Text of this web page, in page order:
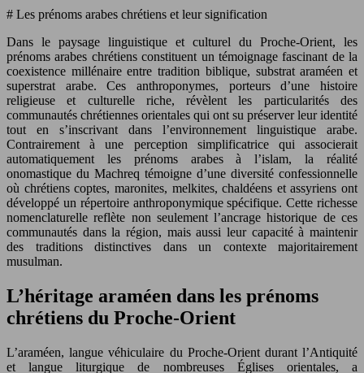
# Les prénoms arabes chrétiens et leur signification
Dans le paysage linguistique et culturel du Proche-Orient, les
prénoms arabes chrétiens constituent un témoignage fascinant de la
coexistence millénaire entre tradition biblique, substrat araméen et
superstrat arabe. Ces anthroponymes, porteurs d’une histoire
religieuse et culturelle riche, révèlent les particularités des
communautés chrétiennes orientales qui ont su préserver leur identité
tout en s’inscrivant dans l’environnement linguistique arabe.
Contrairement à une perception simplificatrice qui associerait
automatiquement les prénoms arabes à l’islam, la réalité
onomastique du Machreq témoigne d’une diversité confessionnelle
où chrétiens coptes, maronites, melkites, chaldéens et assyriens ont
développé un répertoire anthroponymique spécifique. Cette richesse
nomenclaturelle reflète non seulement l’ancrage historique de ces
communautés dans la région, mais aussi leur capacité à maintenir
des traditions distinctives dans un contexte majoritairement
musulman.
L’héritage araméen dans les prénoms
chrétiens du Proche-Orient
L’araméen, langue véhiculaire du Proche-Orient durant l’Antiquité
et langue liturgique de nombreuses Églises orientales, a